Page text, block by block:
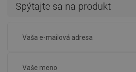
Spýtajte sa na produkt